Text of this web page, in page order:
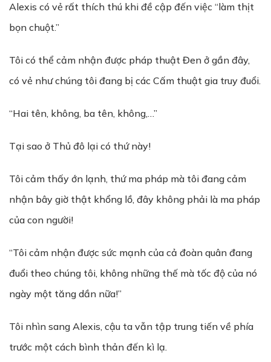
Alexis có vẻ rất thích thú khi đề cập đến việc “làm thịt
bọn chuột.”
Tôi có thể cảm nhận được pháp thuật Đen ở gần đây,
có vẻ như chúng tôi đang bị các Cấm thuật gia truy đuổi.
“Hai tên, không, ba tên, không,…”
Tại sao ở Thủ đô lại có thứ này!
Tôi cảm thấy ớn lạnh, thứ ma pháp mà tôi đang cảm
nhận bây giờ thật khổng lồ, đây không phải là ma pháp
của con người!
“Tôi cảm nhận được sức mạnh của cả đoàn quân đang
đuổi theo chúng tôi, không những thế mà tốc độ của nó
ngày một tăng dần nữa!”
Tôi nhìn sang Alexis, cậu ta vẫn tập trung tiến về phía
trước một cách bình thản đến kì lạ.